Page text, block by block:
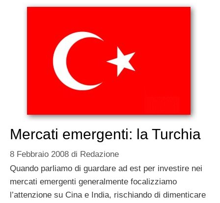
Mercati emergenti: la Turchia
8 Febbraio 2008 di Redazione
Quando parliamo di guardare ad est per investire nei
mercati emergenti generalmente focalizziamo
l’attenzione su Cina e India, rischiando di dimenticare